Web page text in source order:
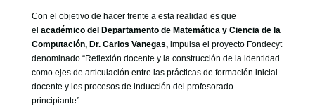
Con el objetivo de hacer frente a esta realidad es que
el académico del Departamento de Matemática y Ciencia de la
Computación, Dr. Carlos Vanegas,impulsa el proyecto Fondecyt
denominado “Reflexión docente y la construcción de la identidad
como ejes de articulación entre las prácticas de formación inicial
docente y los procesos de inducción del profesorado
principiante”.